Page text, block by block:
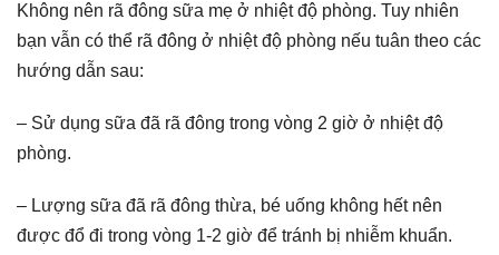
Không nên rã đông sữa mẹ ở nhiệt độ phòng. Tuy nhiên
bạn vẫn có thể rã đông ở nhiệt độ phòng nếu tuân theo các
hướng dẫn sau:
– Sử dụng sữa đã rã đông trong vòng 2 giờ ở nhiệt độ
phòng.
– Lượng sữa đã rã đông thừa, bé uống không hết nên
được đổ đi trong vòng 1-2 giờ để tránh bị nhiễm khuẩn.